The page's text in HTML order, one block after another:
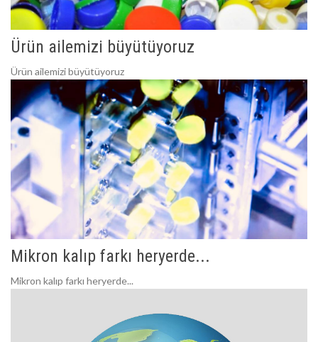
Ürün ailemizi büyütüyoruz
Ürün ailemizi büyütüyoruz
Mikron kalıp farkı heryerde...
Mikron kalıp farkı heryerde...